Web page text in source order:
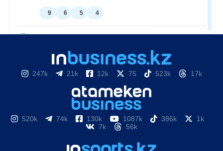
247k 21k 12k 75 523k 17k
520k 74k 130k 1087k 386k
1k
7k
56k